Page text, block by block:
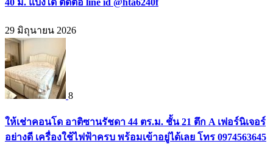
29 มิถุนายน 2026
8
ให้เช่าคอนโด อาติซานรัชดา 44 ตร.ม. ชั้น 21 ตึก A เฟอร์นิเจอร์
อย่างดี เครื่องใช้ไฟฟ้าครบ พร้อมเข้าอยู่ได้เลย โทร 0974563645